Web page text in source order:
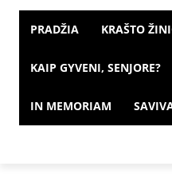
PRADŽIA KRAŠTO
KAIP GYVENI, SENJORE?
IN MEMORIAM